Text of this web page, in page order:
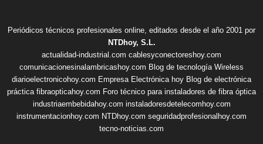
Periódicos técnicos profesionales online, editados desde el año 2001 por
NTDhoy, S.L.
actualidad-industrial.com cablesyconectoreshoy.com
comunicacionesinalambricashoy.com Blog de tecnología Wireless
diarioelectronicohoy.com Empresa Electrónica hoy Blog de electrónica
práctica fibraopticahoy.com Foro técnico para instaladores de fibra óptica
industriaembebidahoy.com instaladoresdetelecomhoy.com
instrumentacionhoy.com NTDhoy.com seguridadprofesionalhoy.com
tecno-noticias.com